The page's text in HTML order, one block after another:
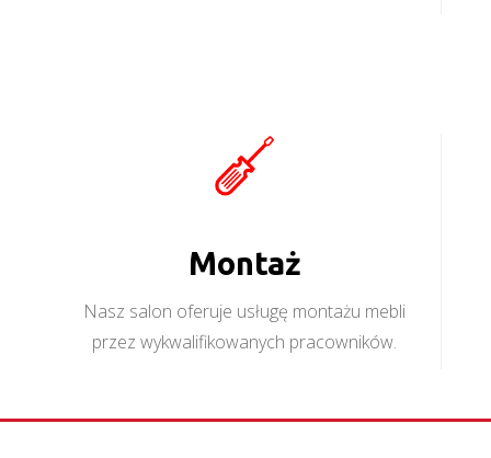
Montaż
Nasz salon oferuje usługę montażu mebli
przez wykwalifikowanych pracowników.